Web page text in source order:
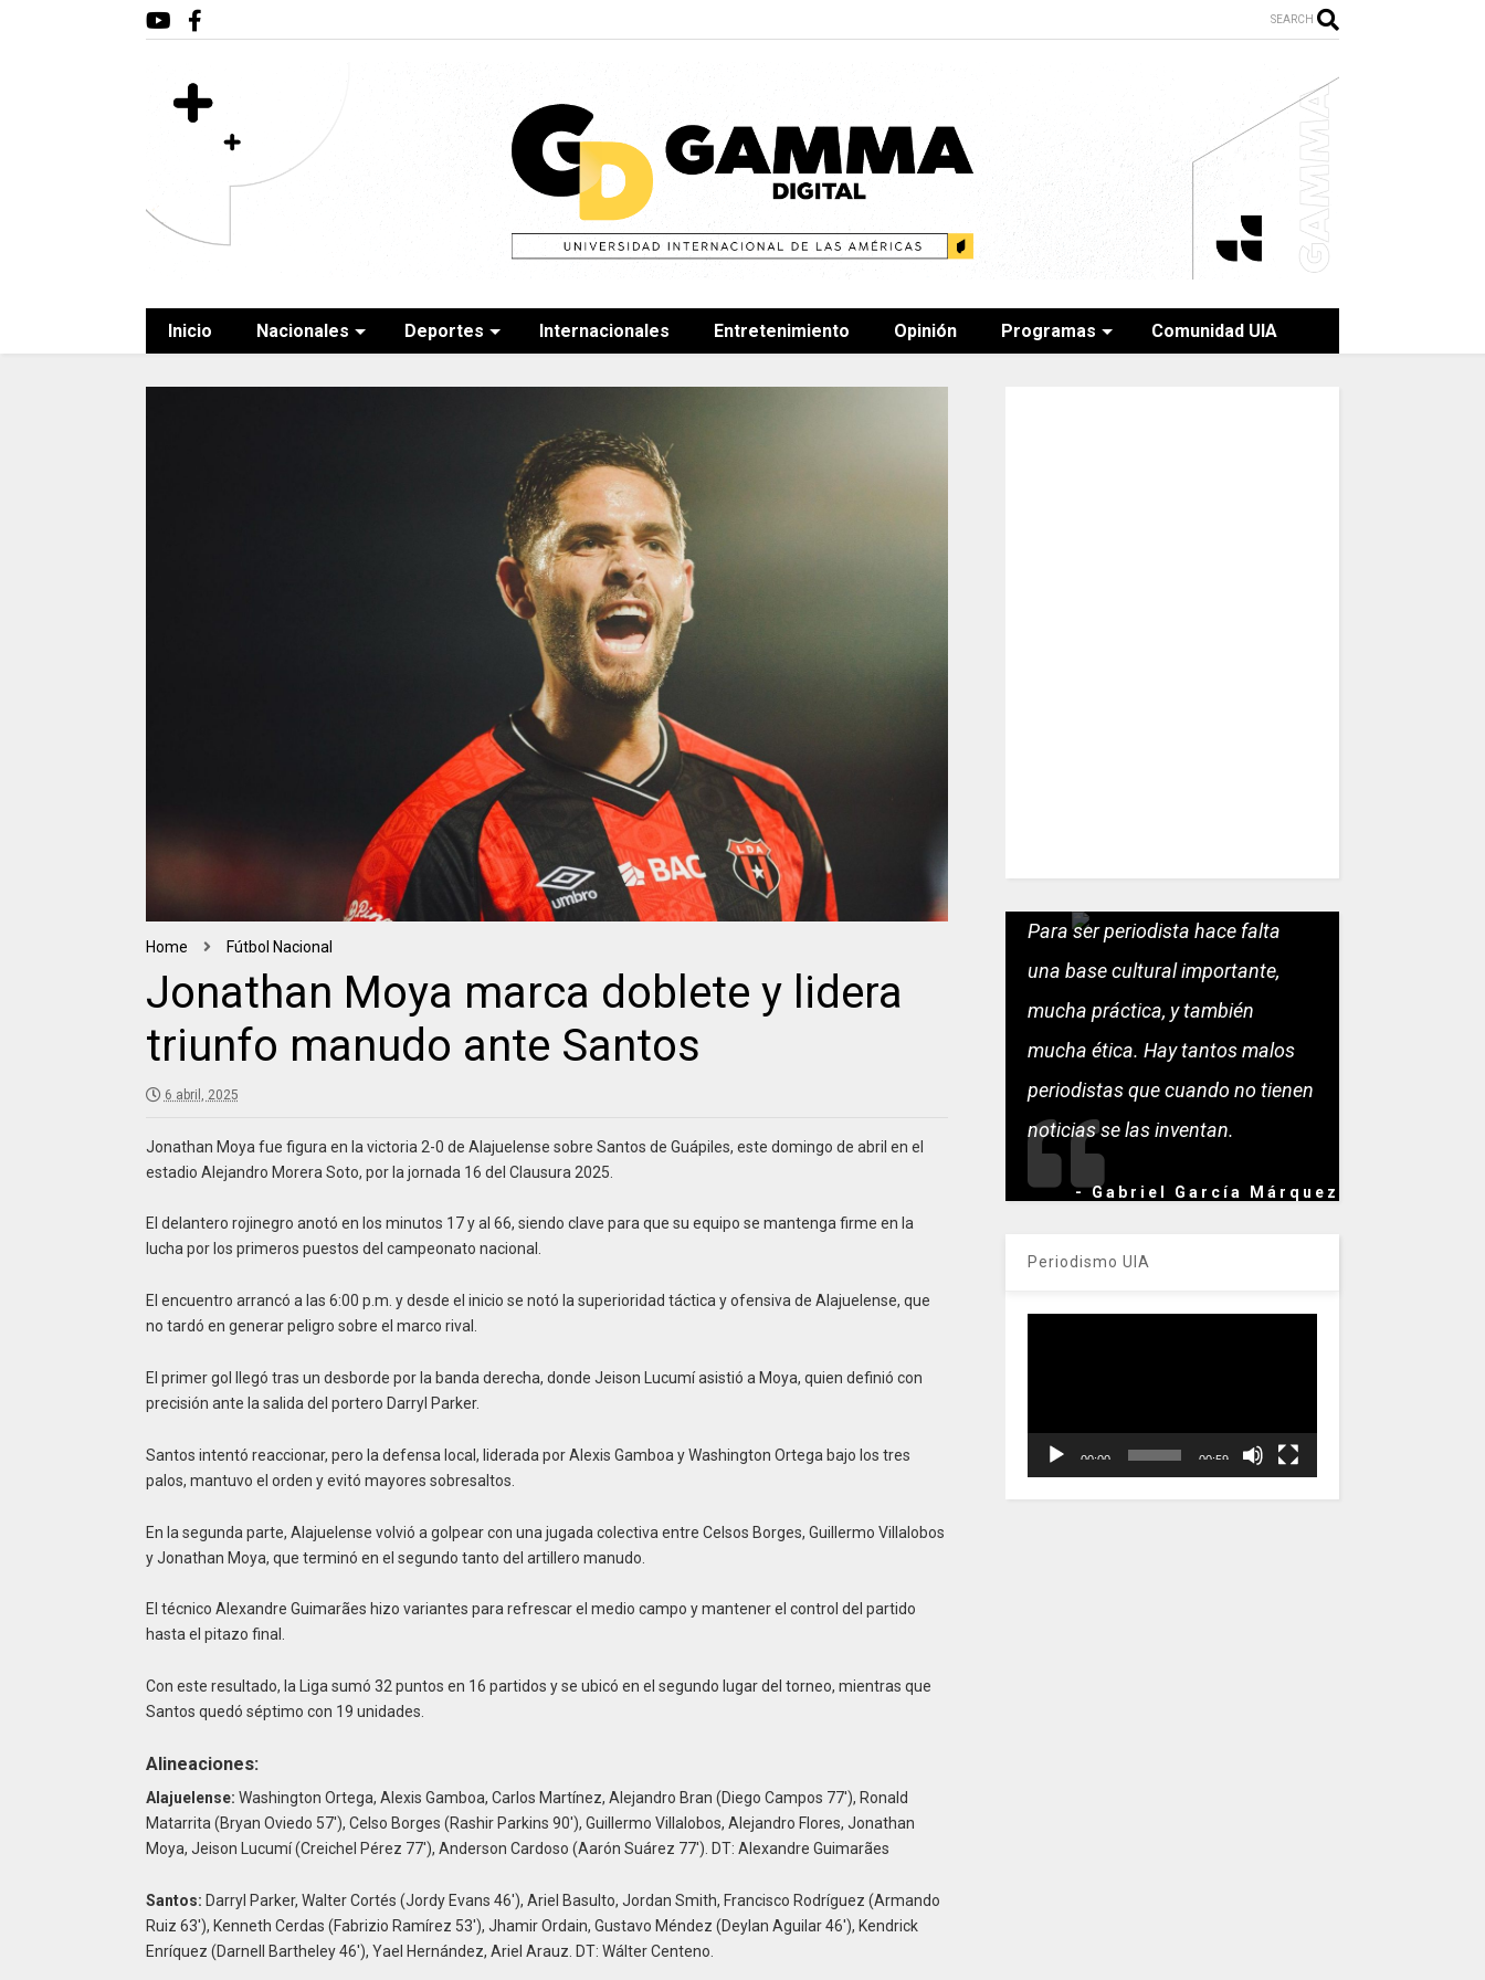
SEARCH
Inicio Nacionales Deportes Internacionales Entretenimiento Opinión Programas Comunidad UIA
Home Fútbol Nacional
Jonathan Moya marca doblete y lidera
triunfo manudo ante Santos
6 abril, 2025
Jonathan Moya fue figura en la victoria 2-0 de Alajuelense sobre Santos de Guápiles, este domingo de abril en el
estadio Alejandro Morera Soto, por la jornada 16 del Clausura 2025.
El delantero rojinegro anotó en los minutos 17 y al 66, siendo clave para que su equipo se mantenga firme en la
lucha por los primeros puestos del campeonato nacional.
El encuentro arrancó a las 6:00 p.m. y desde el inicio se notó la superioridad táctica y ofensiva de Alajuelense, que
no tardó en generar peligro sobre el marco rival.
El primer gol llegó tras un desborde por la banda derecha, donde Jeison Lucumí asistió a Moya, quien definió con
precisión ante la salida del portero Darryl Parker.
Santos intentó reaccionar, pero la defensa local, liderada por Alexis Gamboa y Washington Ortega bajo los tres
palos, mantuvo el orden y evitó mayores sobresaltos.
En la segunda parte, Alajuelense volvió a golpear con una jugada colectiva entre Celsos Borges, Guillermo Villalobos
y Jonathan Moya, que terminó en el segundo tanto del artillero manudo.
El técnico Alexandre Guimarães hizo variantes para refrescar el medio campo y mantener el control del partido
hasta el pitazo final.
Con este resultado, la Liga sumó 32 puntos en 16 partidos y se ubicó en el segundo lugar del torneo, mientras que
Santos quedó séptimo con 19 unidades.
Alineaciones:
Alajuelense: Washington Ortega, Alexis Gamboa, Carlos Martínez, Alejandro Bran (Diego Campos 77′), Ronald
Matarrita (Bryan Oviedo 57′), Celso Borges (Rashir Parkins 90′), Guillermo Villalobos, Alejandro Flores, Jonathan
Moya, Jeison Lucumí (Creichel Pérez 77′), Anderson Cardoso (Aarón Suárez 77′). DT: Alexandre Guimarães
Santos: Darryl Parker, Walter Cortés (Jordy Evans 46′), Ariel Basulto, Jordan Smith, Francisco Rodríguez (Armando
Ruiz 63′), Kenneth Cerdas (Fabrizio Ramírez 53′), Jhamir Ordain, Gustavo Méndez (Deylan Aguilar 46′), Kendrick
Enríquez (Darnell Bartheley 46′), Yael Hernández, Ariel Arauz. DT: Wálter Centeno.
Para ser periodista hace falta
una base cultural importante,
mucha práctica, y también
mucha ética. Hay tantos malos
periodistas que cuando no tienen
noticias se las inventan.
- Gabriel García Márquez
Periodismo UIA
00:00 00:59